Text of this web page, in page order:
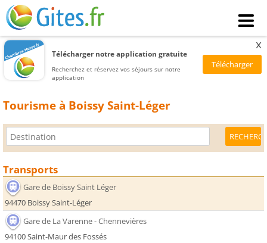
Télécharger notre application gratuite
Recherchez et réservez vos séjours sur notre
application
x
Tourisme à Boissy Saint-Léger
Transports
Gare de Boissy Saint Léger
94470 Boissy Saint-Léger
Gare de La Varenne - Chennevières
94100 Saint-Maur des Fossés